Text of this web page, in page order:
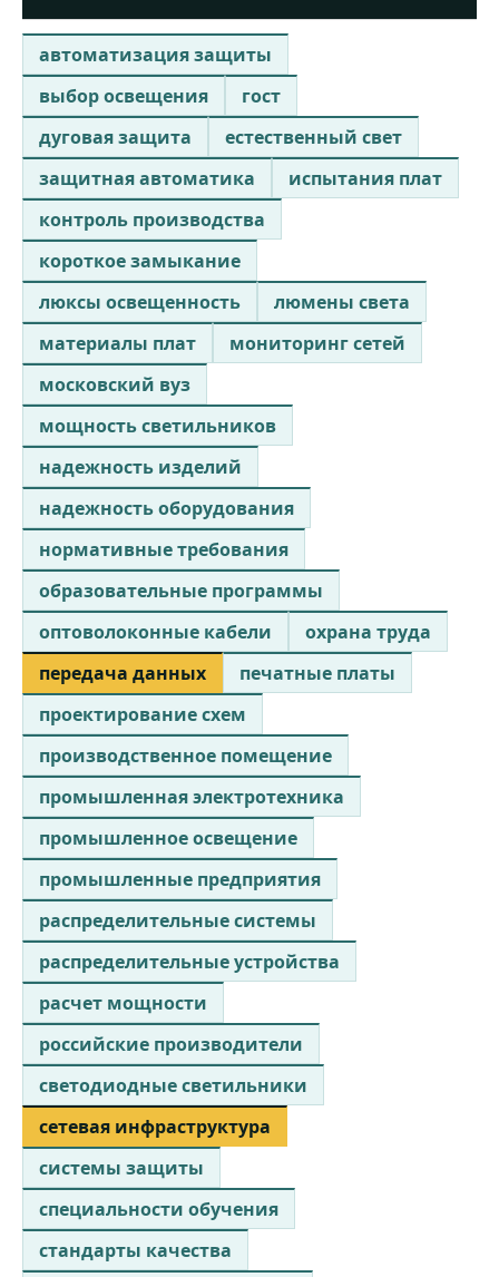
автоматизация защиты
выбор освещения
гост
дуговая защита
естественный свет
защитная автоматика
испытания плат
контроль производства
короткое замыкание
люксы освещенность
люмены света
материалы плат
мониторинг сетей
московский вуз
мощность светильников
надежность изделий
надежность оборудования
нормативные требования
образовательные программы
оптоволоконные кабели
охрана труда
передача данных
печатные платы
проектирование схем
производственное помещение
промышленная электротехника
промышленное освещение
промышленные предприятия
распределительные системы
распределительные устройства
расчет мощности
российские производители
светодиодные светильники
сетевая инфраструктура
системы защиты
специальности обучения
стандарты качества